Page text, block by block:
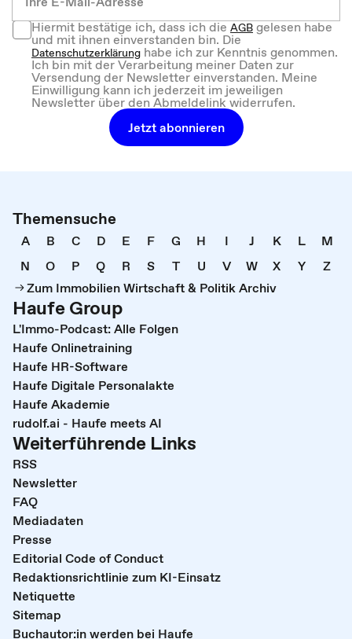
Hiermit bestätige ich, dass ich dieAGBgelesen habe
und mit ihnen einverstanden bin. Die
Datenschutzerklärung habe ich zur Kenntnis genommen.
Ich bin mit der Verarbeitung meiner Daten zur
Versendung der Newsletter einverstanden. Meine
Einwilligung kann ich jederzeit im jeweiligen
Newsletter über den Abmeldelink widerrufen.
Jetzt abonnieren
Themensuche
A B C D E F G H I J K L
M
N
O P Q R S T U V W X Y
Z
Zum Immobilien Wirtschaft & Politik Archiv
Haufe Group
L'Immo-Podcast: Alle Folgen
Haufe Onlinetraining
Haufe HR-Software
Haufe Digitale Personalakte
Haufe Akademie
rudolf.ai - Haufe meets AI
Weiterführende Links
RSS
Newsletter
FAQ
Mediadaten
Presse
Editorial Code of Conduct
Redaktionsrichtlinie zum KI-Einsatz
Netiquette
Sitemap
Buchautor:in werden bei Haufe